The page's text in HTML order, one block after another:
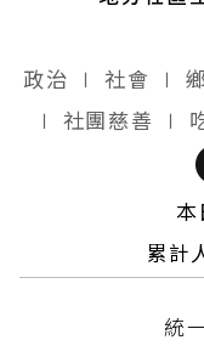
政治 ∣ 社會 ∣
∣ 社團慈善 ∣
本
累計
統